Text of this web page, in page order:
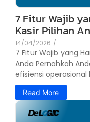
7 Fitur Wajib
Kasir Pilihan
14/04/2026 /
7 Fitur Wajib yang
Anda Pernahkah
efisiensi operasional
Read More